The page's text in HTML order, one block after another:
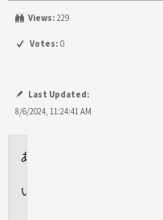
Views: 229
Votes: 0
Last Updated:
8/6/2024, 11:24:41 AM